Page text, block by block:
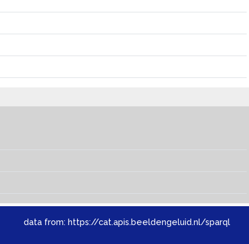
data from: https://cat.apis.beeldengeluid.nl/sparql